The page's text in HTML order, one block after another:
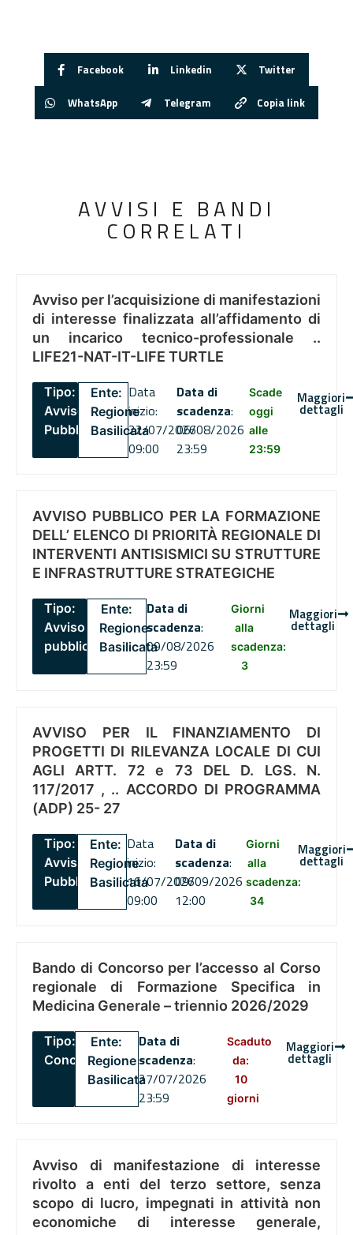
Facebook Linkedin Twitter
WhatsApp Telegram Copia link
AVVISI E BANDI
CORRELATI
Avviso per l’acquisizione di manifestazioni
di interesse finalizzata all’affidamento di
un incarico tecnico-professionale ..
LIFE21-NAT-IT-LIFE TURTLE
Tipo:
Avviso
Pubblico
Ente:
Regione
Basilicata
Data
inizio:
22/07/2026
09:00
Data di
scadenza:
06/08/2026
23:59
Scade
oggi
alle
23:59
Maggiori
dettagli
AVVISO PUBBLICO PER LA FORMAZIONE
DELL’ ELENCO DI PRIORITÀ REGIONALE DI
INTERVENTI ANTISISMICI SU STRUTTURE
E INFRASTRUTTURE STRATEGICHE
Tipo:
Avviso
pubblico
Ente:
Regione
Basilicata
Data di
scadenza:
09/08/2026
23:59
Giorni
alla
scadenza:
3
Maggiori
dettagli
AVVISO PER IL FINANZIAMENTO DI
PROGETTI DI RILEVANZA LOCALE DI CUI
AGLI ARTT. 72 e 73 DEL D. LGS. N.
117/2017 , .. ACCORDO DI PROGRAMMA
(ADP) 25- 27
Tipo:
Avviso
Pubblico
Ente:
Regione
Basilicata
Data
inizio:
16/07/2026
09:00
Data di
scadenza:
09/09/2026
12:00
Giorni
alla
scadenza:
34
Maggiori
dettagli
Bando di Concorso per l’accesso al Corso
regionale di Formazione Specifica in
Medicina Generale – triennio 2026/2029
Tipo:
Concorsi
Ente:
Regione
Basilicata
Data di
scadenza:
27/07/2026
23:59
Scaduto
da:
10
giorni
Maggiori
dettagli
Avviso di manifestazione di interesse
rivolto a enti del terzo settore, senza
scopo di lucro, impegnati in attività non
economiche di interesse generale,